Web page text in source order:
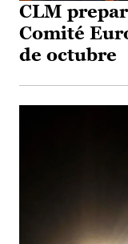
CLM
Comité
de octubre